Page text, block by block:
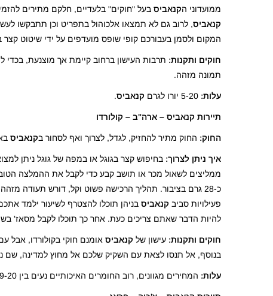
ממועדוני הקנאביס בעל "חוקים" בלעדיים, חלקם מתירים
קנאביס, לרוב גם לא תמצאו אלכוהול בתפריט וכן תתבקשו
המקום ולסמן בעבורכם קופי שופס מועדפים על ידי שיטוט קצר
חוקים ותקנות: תרבות העישון ברחוב קיימת אך מוצנעת, בכדי
תמונה מזהה.
עלות:5-20 יורו לגרם קנאביס.
תיירות קנאביס – ארה"ב – קולורדו
החוק: החוק מתיר להחזיק, לגדל, לצרוך ואף לסחור בקנאביס
איך ניתן לצרוך:בחיפוש קצר בגוגל או במפה של גוגל ניתן
פעילויות סביב קנאביס בניהן תוכלו להצטרף לשיעור ילמד
להיות הדבר שאתם צריכים כעת. אחר כך תוכלו לקבל מסאז'
חוקים ותקנות:עישון של קנאביס
בנוסף, אל תנסו לצאת עם השקיק שלכם אל מחוץ למדינה, שם
עלות: המחירים מגוונים, רוב החומרים האיכותיים נעים בין 9-20 דולר לגרם, בפועל תוכלו למצוא גם מחירים גבוהים יותר בעבור חומרים "מובחרים" יותר.